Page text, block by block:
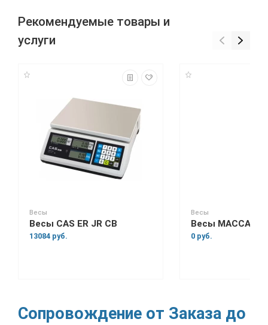
Рекомендуемые товары и
услуги
Весы
Весы CAS ER JR CB
13084 руб.
Весы
Весы МАССА-К
0 руб.
Сопровождение от Заказа до